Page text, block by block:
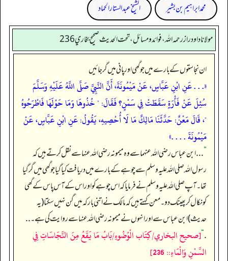
محمد ابراہیم بن بشیر الشیخ عبدالستار الحماد
مولانا داود راز رحمه الله، فوائد و مسائل، تحت الحديث صحيح بخاري 236
ان نجاستوں کے بارے میں جو گھی اور پانی میں گر جائیں
«. . . عَنِ ابْنِ عَبَّاسٍ، عَنْ مَيْمُونَةَ، أَنَّ النَّبِيَّ صَلَّى اللَّهُ عَلَيْهِ وَسَلَّمَ
سُئِلَ عَنْ فَأْرَةٍ سَقَطَتْ فِي سَمْنٍ؟ فَقَالَ: " خُذُوهَا وَمَا حَوْلَهَا فَاطْرَحُوهُ
"، قَالَ مَعْنٌ: حَدَّثَنَا مَالِكٌ مَا لَا أُحْصِيهِ، يَقُولُ: عَنِ ابْنِ عَبَّاسٍ، عَنْ
مَيْمُونَةَ . . . .»
”. . . ابن عباس رضی اللہ عنہما سے وہ میمونہ رضی اللہ عنہا سے نقل کرتے ہیں کہ
رسول اللہ صلی اللہ علیہ وسلم سے چوہے کے بارے میں دریافت کیا گیا جو گھی میں گر گیا
تھا۔ آپ صلی اللہ علیہ وسلم نے فرمایا کہ اس چوہے کو اور اس کے آس پاس کے گھی
کو نکال کر پھینک دو۔ معن کہتے ہیں کہ مالک نے اتنی بار کہ میں گن نہیں سکتا (یہ
حدیث) ابن عباس سے اور انہوں نے میمونہ رضی اللہ عنہا سے روایت کی ہے۔ . .
.
“[صحيح البخاري/كِتَاب الْوُضُوءِ/بَابُ مَا يَقَعُ مِنَ النَّجَاسَاتِ فِي
السَّمْنِ وَالْمَاءِ:: 236]